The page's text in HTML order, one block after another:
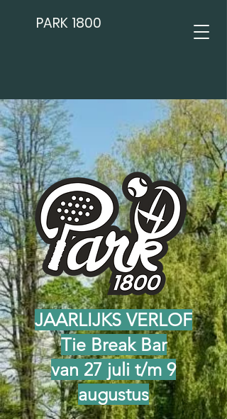
PARK 1800
JAARLIJKS VERLOF
Tie Break Bar
van 27 juli t/m 9
augustus